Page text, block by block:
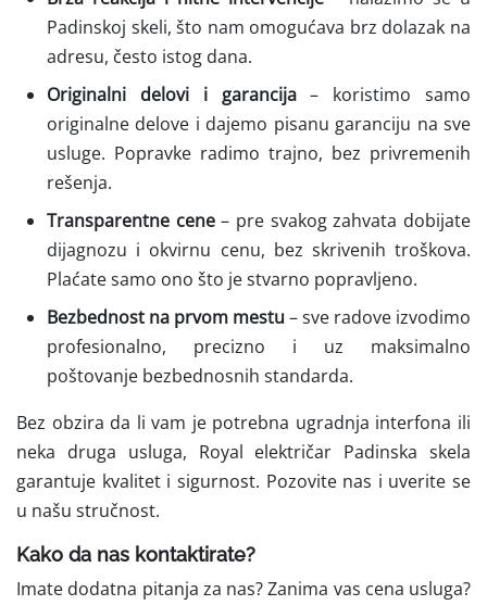
Padinskoj skeli, što nam omogućava brz dolazak na
adresu, često istog dana.
Originalni delovi i garancija– koristimo samo
originalne delove i dajemo pisanu garanciju na sve
usluge. Popravke radimo trajno, bez privremenih
rešenja.
Transparentne cene– pre svakog zahvata dobijate
dijagnozu i okvirnu cenu, bez skrivenih troškova.
Plaćate samo ono što je stvarno popravljeno.
Bezbednost na prvom mestu – sve radove izvodimo
profesionalno, precizno i uz maksimalno
poštovanje bezbednosnih standarda.
Bez obzira da li vam je potrebna ugradnja interfona ili
neka druga usluga, Royal električar Padinska skela
garantuje kvalitet i sigurnost. Pozovite nas i uverite se
u našu stručnost.
Kako da nas kontaktirate?
Imate dodatna pitanja za nas? Zanima vas cena usluga?